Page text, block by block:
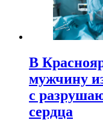
В
мужчину
с
сердца